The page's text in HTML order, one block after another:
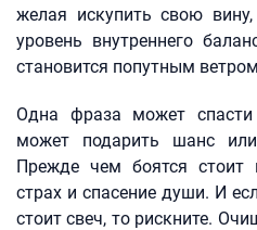
желая искупить свою
уровень внутреннего
становится попутным
Одна фраза может
может подарить шанс
Прежде чем боятся стоит
страх и спасение души. И
стоит свеч, то рискните.